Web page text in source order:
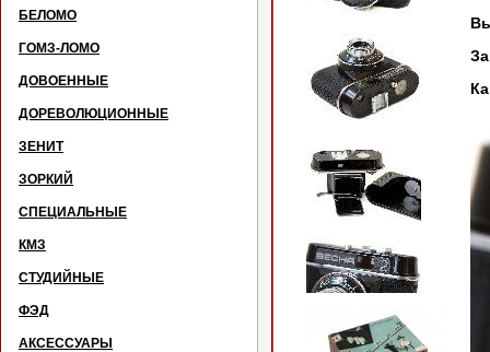
БЕЛОМО
ГОМЗ-ЛОМО
ДОВОЕННЫЕ
ДОРЕВОЛЮЦИОННЫЕ
ЗЕНИТ
ЗОРКИЙ
СПЕЦИАЛЬНЫЕ
КМЗ
СТУДИЙНЫЕ
ФЭД
АКСЕССУАРЫ